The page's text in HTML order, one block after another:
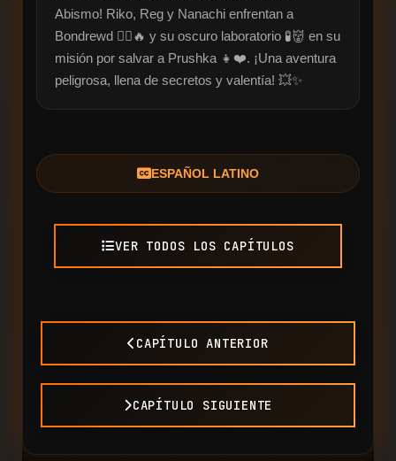
Abismo! Riko, Reg y Nanachi enfrentan a
Bondrewd 🦸‍♂️🔥 y su oscuro laboratorio 🧪👹 en su
misión por salvar a Prushka 👧❤️. ¡Una aventura
peligrosa, llena de secretos y valentía! 💥✨
ESPAÑOL LATINO
VER TODOS LOS CAPÍTULOS
CAPÍTULO ANTERIOR
CAPÍTULO SIGUIENTE